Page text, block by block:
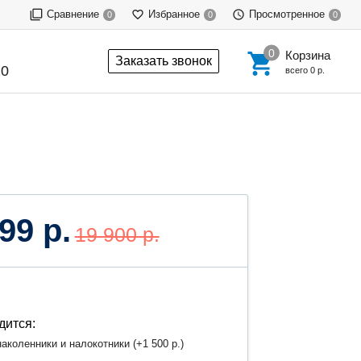
Сравнение 0 Избранное 0 Просмотренное 0
Заказать звонок Корзина
всего 0 р.
р. 19 900 р.
и налокотники (+1 500 р.)